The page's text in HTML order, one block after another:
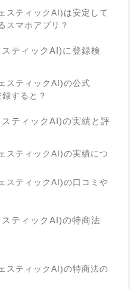
スティックAI)は安定して
スマホアプリ？
ティックAI)に登録検
スティックAI)の公式
すると？
ティックAI)の実績と評
スティックAI)の実績につ
スティックAI)の口コミや
ティックAI)の特商法
スティックAI)の特商法の